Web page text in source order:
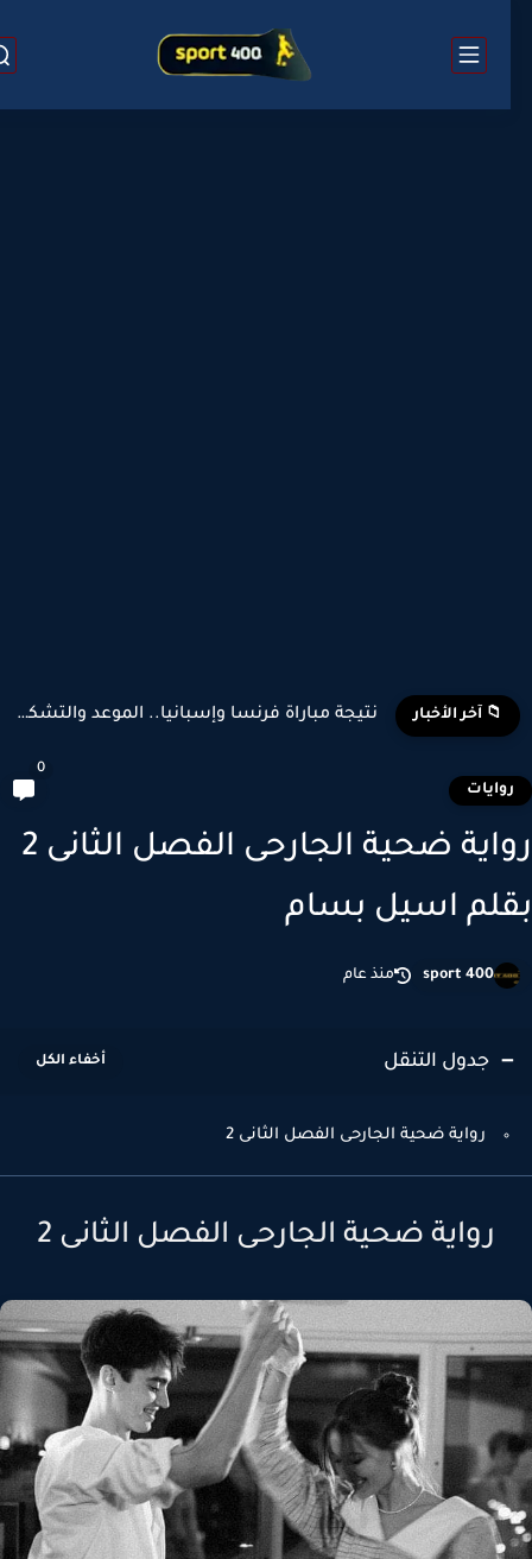
📁 آخر الأخبار نتيجة مباراة فرنسا وإسبانيا.. الموعد والتشكيل المتوقع وأبرز اللاعبين...
رواية ضحية الجارحى الفصل الثانى 2
اسيل بسام
sport 400 منذ عام
جدول التنقل
رواية ضحية الجارحى الفصل الثانى 2
رواية ضحية الجارحى الفصل الثانى 2